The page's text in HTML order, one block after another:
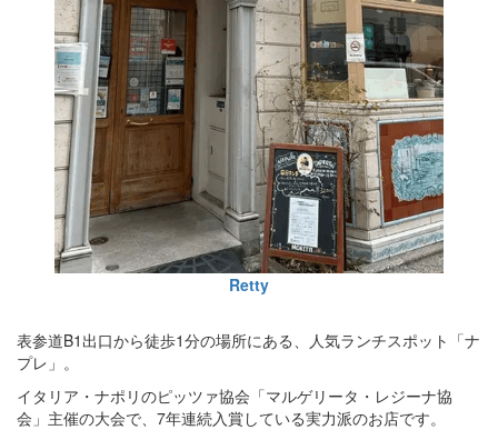
Retty
表参道B1出口から徒歩1分の場所にある、人気ランチスポット「ナ
プレ」。
イタリア・ナポリのピッツァ協会「マルゲリータ・レジーナ協
会」主催の大会で、7年連続入賞している実力派のお店です。